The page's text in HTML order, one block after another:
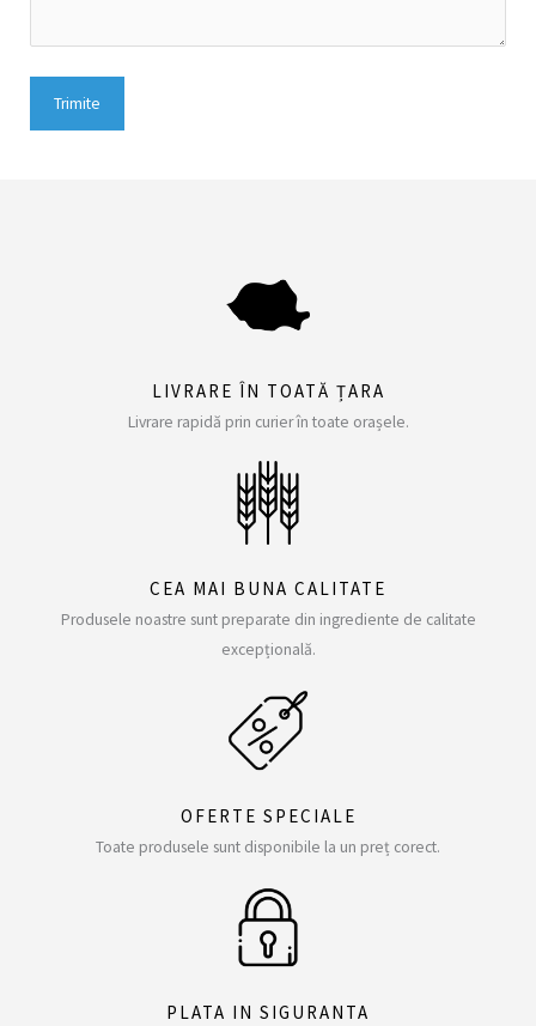
LIVRARE ÎN TOATĂ ȚARA
Livrare rapidă prin curier în toate orașele.
CEA MAI BUNA CALITATE
Produsele noastre sunt preparate din ingrediente de calitate
excepțională.
OFERTE SPECIALE
Toate produsele sunt disponibile la un preț corect.
PLATA IN SIGURANTA